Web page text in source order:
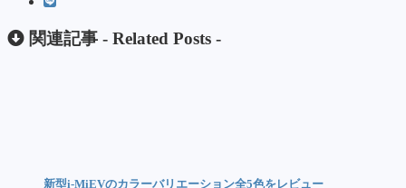
関連記事 - Related Posts -
新型i-MiEVのカラーバリエーション全5色をレビュー